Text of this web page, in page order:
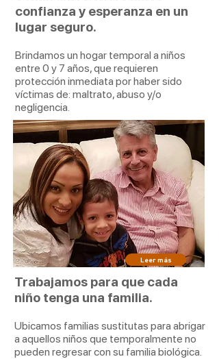
confianza y esperanza en un
lugar seguro.
Brindamos un hogar temporal a niños
entre 0 y 7 años, que requieren
protección inmediata por haber sido
víctimas de: maltrato, abuso y/o
negligencia.
Programa “Las Villas de los
Chiquiticos”
Leer más
Trabajamos para que cada
niño tenga una familia.
Ubicamos familias sustitutas para abrigar
a aquellos niños que temporalmente no
pueden regresar con su familia biológica.